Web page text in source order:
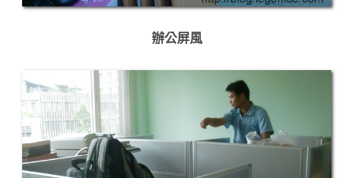
辦公屏風